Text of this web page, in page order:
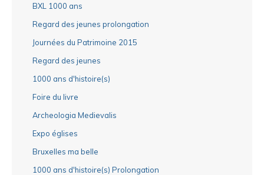
BXL 1000 ans
Regard des jeunes prolongation
Journées du Patrimoine 2015
Regard des jeunes
1000 ans d'histoire(s)
Foire du livre
Archeologia Medievalis
Expo églises
Bruxelles ma belle
1000 ans d'histoire(s) Prolongation